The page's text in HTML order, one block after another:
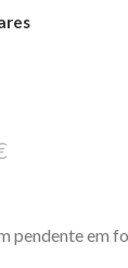
pendente em